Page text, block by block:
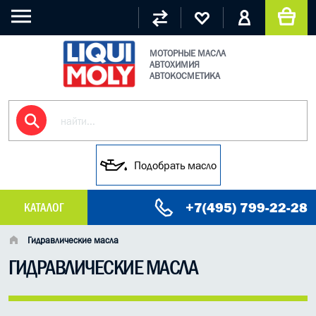
МОТОРНЫЕ МАСЛА
АВТОХИМИЯ
АВТОКОСМЕТИКА
Подобрать масло
КАТАЛОГ +7(495) 799-22-28
МАСЛО МОТОРНОЕ
ГРУЗОВЫЕ МАСЛА
ГИДРАВЛИЧЕСКИЕ МАСЛА
Гидравлические масла
ГИДРАВЛИЧЕСКИЕ МАСЛА